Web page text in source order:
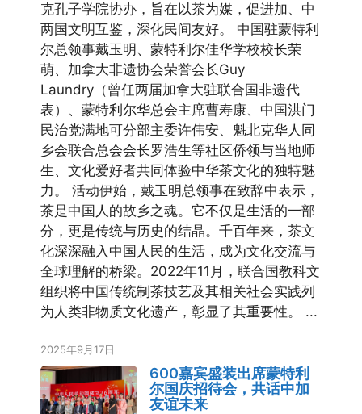
克孔子学院协办，旨在以茶为媒，促进加、中
两国文明互鉴，深化民间友好。 中国驻蒙特利
尔总领事戴玉明、蒙特利尔佳华学校校长荣
萌、加拿大非遗协会荣誉会长Guy
Laundry（曾任两届加拿大驻联合国非遗代
表）、蒙特利尔华总会主席曹寿康、中国洪门
民治党满地可分部主委许伟安、魁北克华人同
乡会联合总会会长罗浩生等社区侨领与当地师
生、文化爱好者共同体验中华茶文化的独特魅
力。 活动伊始，戴玉明总领事在致辞中表示，
茶是中国人的故乡之魂。它不仅是生活的一部
分，更是传统与历史的结晶。千百年来，茶文
化深深融入中国人民的生活，成为文化交流与
全球理解的桥梁。2022年11月，联合国教科文
组织将中国传统制茶技艺及其相关社会实践列
为人类非物质文化遗产，彰显了其重要性。 ...
2025年9月17日
600嘉宾盛装出席蒙特利
尔国庆招待会，共话中加
友谊未来